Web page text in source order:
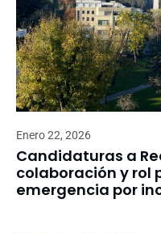
Enero 22, 2026
Candidaturas a
colaboración y rol
emergencia por